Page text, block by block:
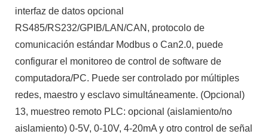
interfaz de datos opcional
RS485/RS232/GPIB/LAN/CAN, protocolo de
comunicación estándar Modbus o Can2.0, puede
configurar el monitoreo de control de software de
computadora/PC. Puede ser controlado por múltiples
redes, maestro y esclavo simultáneamente. (Opcional)
13, muestreo remoto PLC: opcional (aislamiento/no
aislamiento) 0-5V, 0-10V, 4-20mA y otro control de señal